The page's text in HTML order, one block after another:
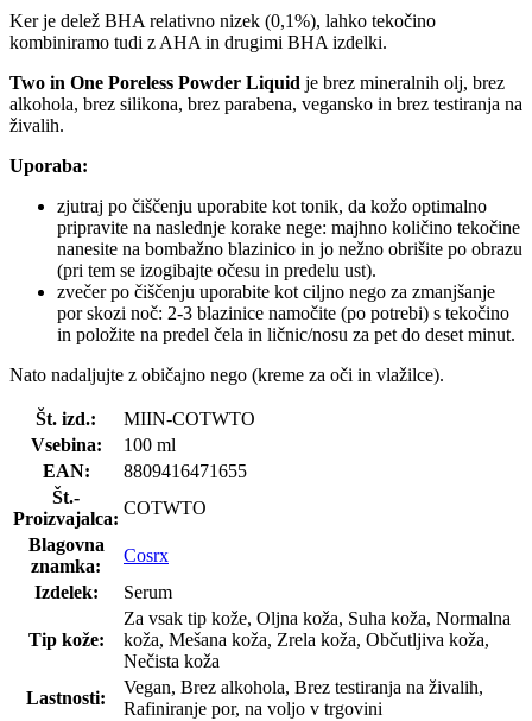
Ker je delež BHA relativno nizek (0,1%), lahko tekočino
kombiniramo tudi z AHA in drugimi BHA izdelki.
Two in One Poreless Powder Liquid je brez mineralnih olj, brez
alkohola, brez silikona, brez parabena, vegansko in brez testiranja na
živalih.
Uporaba:
zjutraj po čiščenju uporabite kot tonik, da kožo optimalno
pripravite na naslednje korake nege: majhno količino tekočine
nanesite na bombažno blazinico in jo nežno obrišite po obrazu
(pri tem se izogibajte očesu in predelu ust).
zvečer po čiščenju uporabite kot ciljno nego za zmanjšanje
por skozi noč: 2-3 blazinice namočite (po potrebi) s tekočino
in položite na predel čela in ličnic/nosu za pet do deset minut.
Nato nadaljujte z običajno nego (kreme za oči in vlažilce).
Št. izd.:
MIIN-COTWTO
Vsebina:
100 ml
EAN:
8809416471655
Št.-
Proizvajalca:
COTWTO
Blagovna
znamka:
Cosrx
Izdelek:
Serum
Tip kože:
Za vsak tip kože, Oljna koža, Suha koža, Normalna
koža, Mešana koža, Zrela koža, Občutljiva koža,
Nečista koža
Lastnosti:
Vegan, Brez alkohola, Brez testiranja na živalih,
Rafiniranje por, na voljo v trgovini